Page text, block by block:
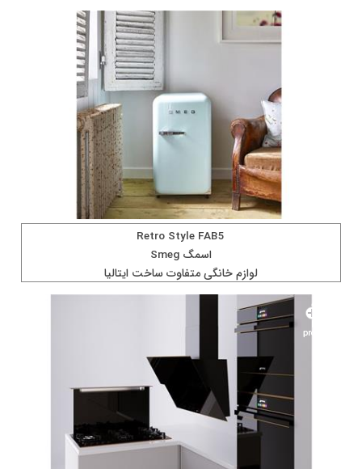
Retro Style FAB5
اسمگ Smeg
لوازم خانگی متفاوت ساخت ايتاليا